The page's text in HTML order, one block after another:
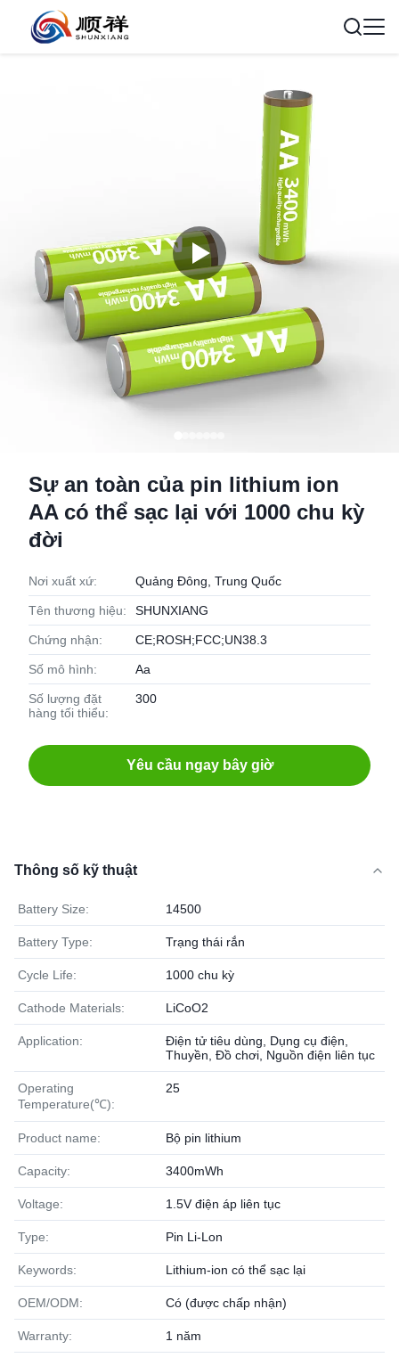
Sự an toàn của pin lithium ion
AA có thể sạc lại với 1000 chu kỳ
đời
Nơi xuất xứ: Quảng Đông, Trung Quốc
Tên thương hiệu: SHUNXIANG
Chứng nhận: CE;ROSH;FCC;UN38.3
Số mô hình: Aa
Số lượng đặt
hàng tối thiểu:
300
Yêu cầu ngay bây giờ
Thông số kỹ thuật
Battery Size: 14500
Battery Type: Trạng thái rắn
Cycle Life: 1000 chu kỳ
Cathode Materials: LiCoO2
Application:
Điện tử tiêu dùng, Dụng cụ điện,
Thuyền, Đồ chơi, Nguồn điện liên tục
Operating
Temperature(℃):
25
Product name: Bộ pin lithium
Capacity: 3400mWh
Voltage: 1.5V điện áp liên tục
Type: Pin Li-Lon
Keywords: Lithium-ion có thể sạc lại
OEM/ODM: Có (được chấp nhận)
Warranty: 1 năm